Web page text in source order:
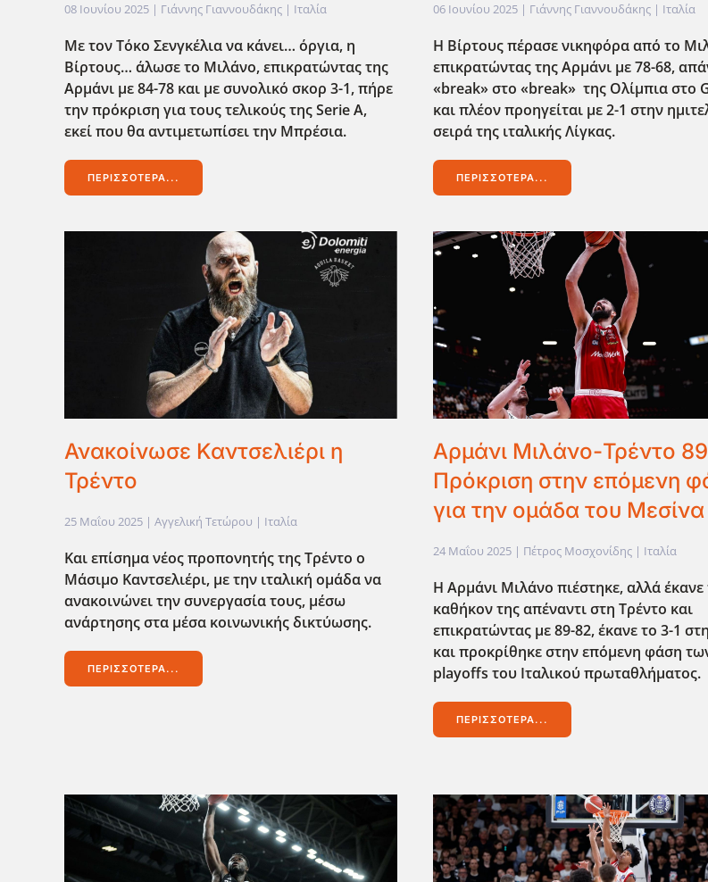
08 Ιουνίου 2025 | Γιάννης Γιαννουδάκης | Ιταλία
Με τον Τόκο Σενγκέλια να κάνει… όργια, η
Βίρτους… άλωσε το Μιλάνο, επικρατώντας της
Αρμάνι με 84-78 και με συνολικό σκορ 3-1, πήρε
την πρόκριση για τους τελικούς της SerieA,
εκεί που θα αντιμετωπίσει την Μπρέσια.
ΠΕΡΙΣΣΌΤΕΡΑ...
06 Ιουνίου 2025 | Γιάννης Γιαννουδάκης | Ιταλία
Η Βίρτους πέρασε νικηφόρα από το
επικρατώντας της Αρμάνι με 78-68,
«break» στο «break» της Ολίμπια στο
και πλέον προηγείται με 2-1 στην
σειρά της ιταλικής Λίγκας.
ΠΕΡΙΣΣΌΤΕΡΑ...
Ανακοίνωσε Καντσελιέρι η
Τρέντο
25 Μαΐου 2025 | Αγγελική Τετώρου | Ιταλία
Και επίσημα νέος προπονητής της Τρέντο ο
Μάσιμο Καντσελιέρι, με την ιταλική ομάδα να
ανακοινώνει την συνεργασία τους, μέσω
ανάρτησης στα μέσα κοινωνικής δικτύωσης.
ΠΕΡΙΣΣΌΤΕΡΑ...
Αρμάνι Μιλάνο-Τρέντο
Πρόκριση στην επόμενη
για την ομάδα του Μεσίνα
24 Μαΐου 2025 | Πέτρος Μοσχονίδης | Ιταλία
Η Αρμάνι Μιλάνο πιέστηκε, αλλά έκανε
καθήκον της απέναντι στη Τρέντο και
επικρατώντας με 89-82, έκανε το 3-1
και προκρίθηκε στην επόμενη φάση
playoffs του Ιταλικού πρωταθλήματος.
ΠΕΡΙΣΣΌΤΕΡΑ...